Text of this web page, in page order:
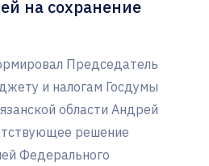
на сохранение
Председатель
и налогам Госдумы
области Андрей
решение
Федерального